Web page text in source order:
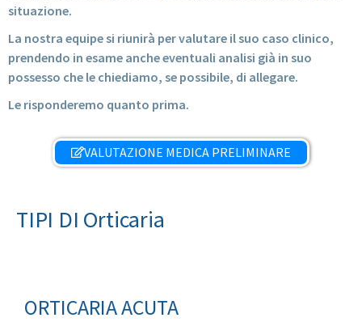
situazione.
La nostra equipe si riunirà per valutare il suo caso clinico,
prendendo in esame anche eventuali analisi già in suo
possesso che le chiediamo, se possibile, di allegare.
Le risponderemo quanto prima.
VALUTAZIONE MEDICA PRELIMINARE
TIPI DI Orticaria
ORTICARIA ACUTA